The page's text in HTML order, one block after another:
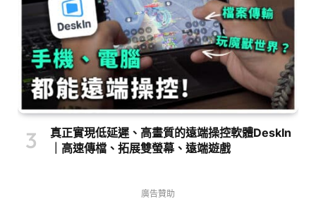
真正實現低延遲、高畫質的遠端操控軟體DeskIn
｜高速傳檔、拓展雙螢幕、遠端遊戲
廣告贊助